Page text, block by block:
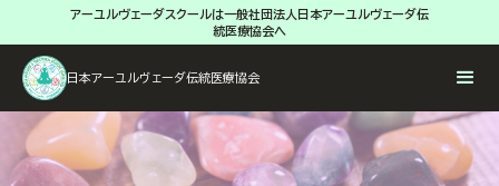
資料ダウンロード
アーユルヴェーダスクールは一般社団法人日本アーユルヴェーダ伝
統医療協会へ
日本アーユルヴェーダ伝統医療協会